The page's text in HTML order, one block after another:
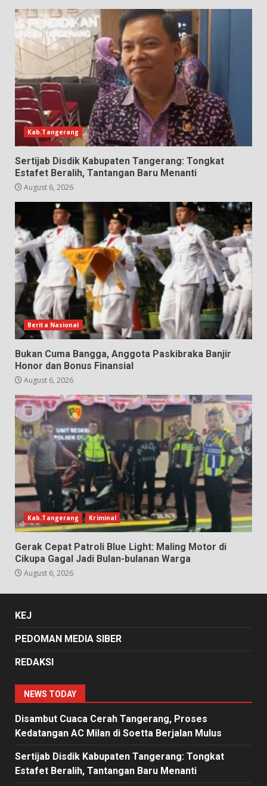
Kab.Tangerang
Sertijab Disdik Kabupaten Tangerang: Tongkat
Estafet Beralih, Tantangan Baru Menanti
August 6, 2026
Berita Nasional
Bukan Cuma Bangga, Anggota Paskibraka Banjir
Honor dan Bonus Finansial
August 6, 2026
Kab.Tangerang Kriminal
Gerak Cepat Patroli Blue Light: Maling Motor di
Cikupa Gagal Jadi Bulan-bulanan Warga
August 6, 2026
KEJ
PEDOMAN MEDIA SIBER
REDAKSI
NEWS TODAY
Disambut Cuaca Cerah Tangerang, Proses
Kedatangan AC Milan di Soetta Berjalan Mulus
Sertijab Disdik Kabupaten Tangerang: Tongkat
Estafet Beralih, Tantangan Baru Menanti